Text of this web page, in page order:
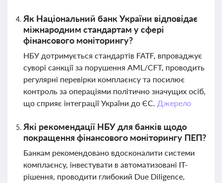
Як Національний банк України відповідає
міжнародним стандартам у сфері
фінансового моніторингу?
НБУ дотримується стандартів FATF, впроваджує
суворі санкції за порушення AML/CFT, проводить
регулярні перевірки комплаєнсу та посилює
контроль за операціями політично значущих осіб,
що сприяє інтеграції України до ЄС. Джерело
Які рекомендації НБУ для банків щодо
покращення фінансового моніторингу ПЕП?
Банкам рекомендовано вдосконалити системи
комплаєнсу, інвестувати в автоматизовані IT-
рішення, проводити глибокий Due Diligence,